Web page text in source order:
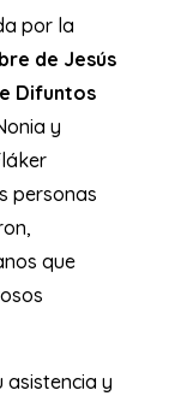
por la
de Jesús
Difuntos
y
personas
que
asistencia y